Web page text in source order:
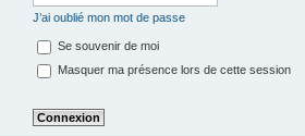
J’ai oublié mon mot de passe
Se souvenir de moi
Masquer ma présence lors de cette session